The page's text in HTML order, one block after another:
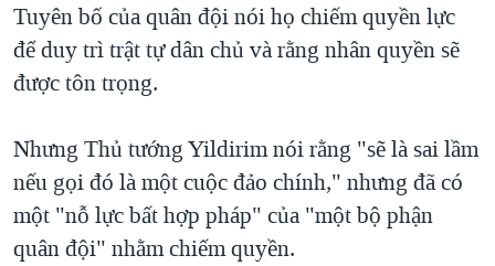
QUAN HỆ VIỆT MỸ
Tuyên bố của quân đội nói họ chiếm quyền lực
để duy trì trật tự dân chủ và rằng nhân quyền sẽ
được tôn trọng.
Nhưng Thủ tướng Yildirim nói rằng "sẽ là sai lầm
nếu gọi đó là một cuộc đảo chính," nhưng đã có
một "nỗ lực bất hợp pháp" của "một bộ phận
quân đội" nhằm chiếm quyền.